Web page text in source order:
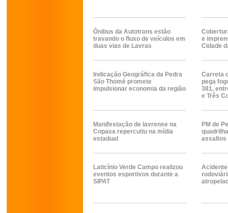
Ônibus da Autotrans estão
travando o fluxo de veículos em
duas vias de Lavras
e
Cidade
Indicação Geográfica da Pedra
São Thomé promete
impulsionar economia da região
Carreta
pega
381,
e Três
Manifestação de lavrense na
Copasa repercutiu na mídia
estadual
PM de
assaltos
Laticínio Verde Campo realizou
eventos esportivos durante a
SIPAT